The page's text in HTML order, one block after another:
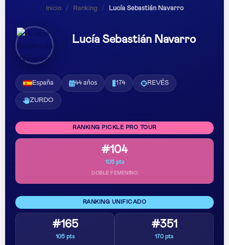
Inicio / Ranking / Lucía Sebastián Navarro
Lucía Sebastián Navarro
España 44 años 174 REVÉS
ZURDO
RANKING PICKLE PRO TOUR
#104
105 pts
DOBLE FEMENINO
RANKING UNIFICADO
#165
105 pts
#351
170 pts